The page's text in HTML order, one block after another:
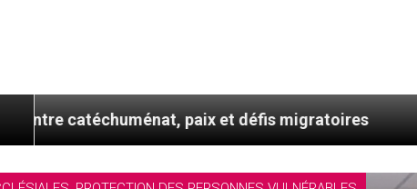
paix et défis migratoires Léon XIV en